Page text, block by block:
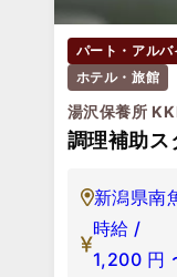
パート・アルバ
ホテル・旅館
湯沢保養所
調理補助ス
新潟県南
時給 /
1,200 円